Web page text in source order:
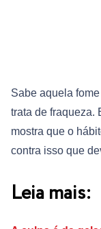
Sabe aquela
trata de fraqueza.
mostra que o
contra isso que
Leia mais: